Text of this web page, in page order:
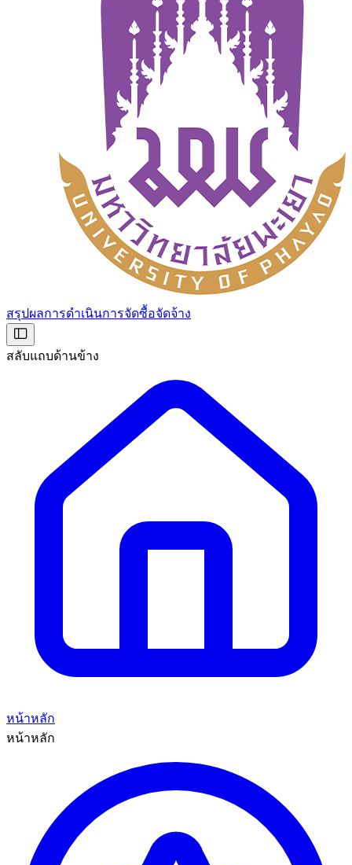
สรุปผลการดำเนินการจัดซื้อจัดจ้าง
สลับแถบด้านข้าง
หน้าหลัก
หน้าหลัก